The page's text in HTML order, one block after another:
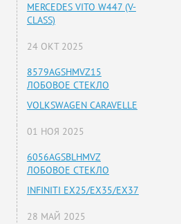
MERCEDES VITO W447 (V-
CLASS)
24 ОКТ 2025
8579AGSHMVZ15
ЛОБОВОЕ СТЕКЛО
VOLKSWAGEN CARAVELLE
01 НОЯ 2025
6056AGSBLHMVZ
ЛОБОВОЕ СТЕКЛО
INFINITI EX25/EX35/EX37
28 МАЙ 2025